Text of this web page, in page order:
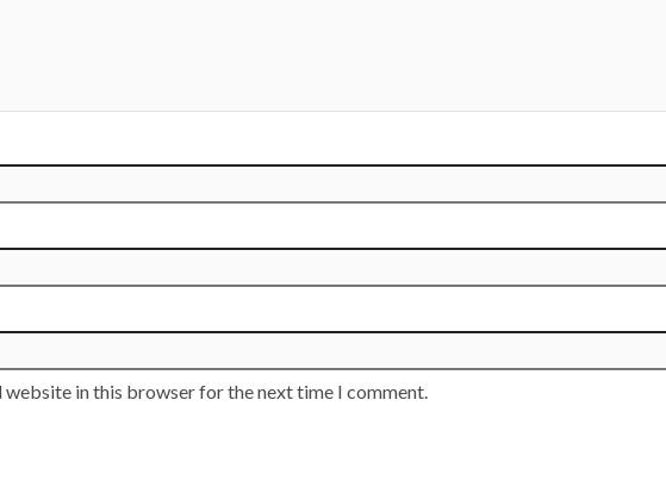
website in this browser for the next time I comment.